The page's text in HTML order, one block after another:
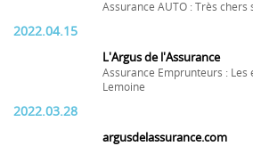
Assurance AUTO : Très chers
2022.04.15
L'Argus de l'Assurance
Assurance Emprunteurs :
Lemoine
2022.03.28
argusdelassurance.com